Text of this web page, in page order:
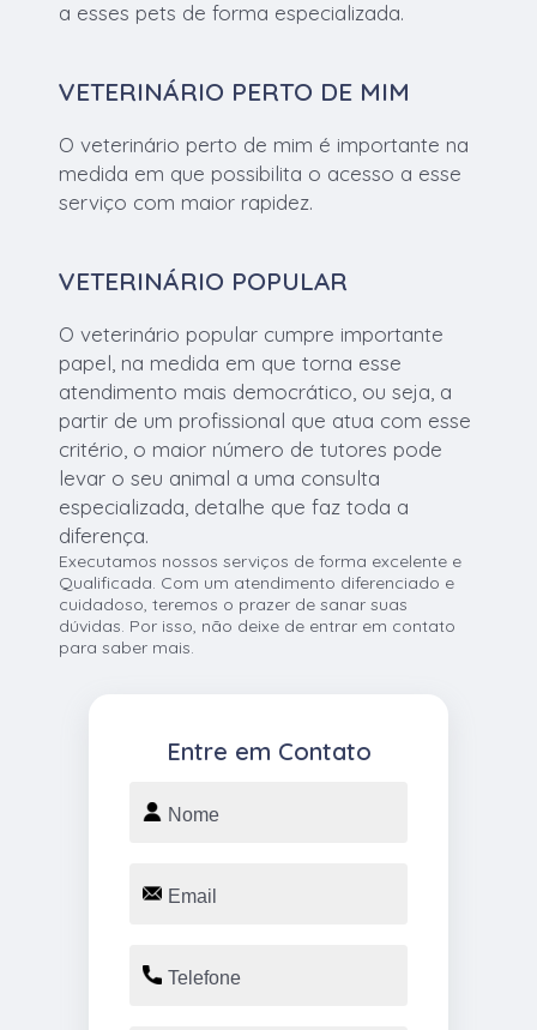
a esses pets de forma especializada.
VETERINÁRIO PERTO DE MIM
O veterinário perto de mim é importante na
medida em que possibilita o acesso a esse
serviço com maior rapidez.
VETERINÁRIO POPULAR
O veterinário popular cumpre importante
papel, na medida em que torna esse
atendimento mais democrático, ou seja, a
partir de um profissional que atua com esse
critério, o maior número de tutores pode
levar o seu animal a uma consulta
especializada, detalhe que faz toda a
diferença.
Executamos nossos serviços de forma excelente e
Qualificada. Com um atendimento diferenciado e
cuidadoso, teremos o prazer de sanar suas
dúvidas. Por isso, não deixe de entrar em contato
para saber mais.
Entre em Contato